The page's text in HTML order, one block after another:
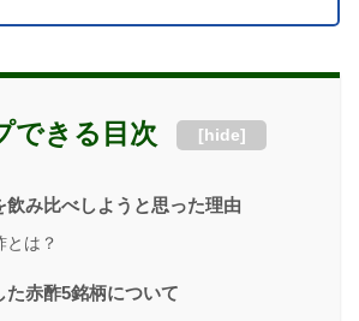
できる目次 [hide]
飲み比べしようと思った理由
とは？
た赤酢5銘柄について